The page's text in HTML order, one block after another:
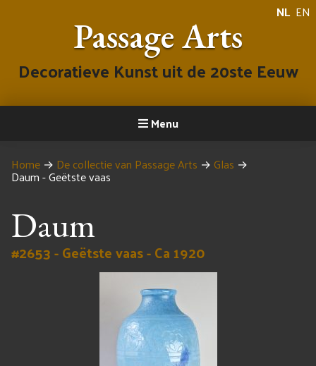
NL EN
Passage Arts
Decoratieve Kunst uit de 20ste Eeuw
Menu
Home → De collectie van Passage Arts → Glas →
Daum - Geëtste vaas
Daum
#2653 - Geëtste vaas - Ca 1920